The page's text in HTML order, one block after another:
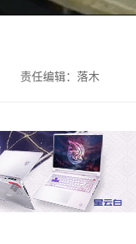
责任编辑：落木